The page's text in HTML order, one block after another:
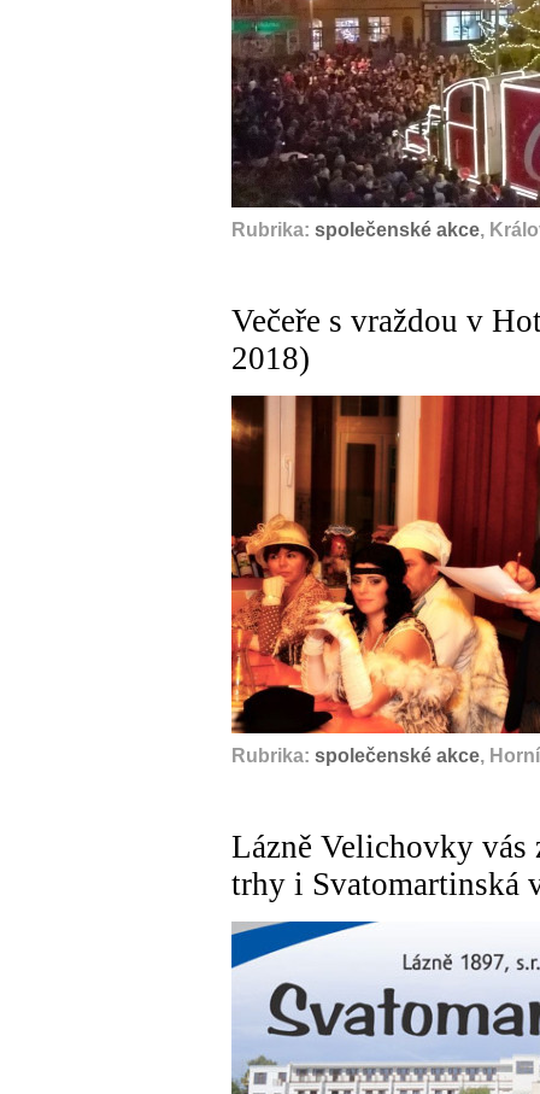
Rubrika: společenské akce,
Večeře s vraždou v
2018)
Rubrika: společenské akce,
Lázně Velichovky vás
trhy i Svatomartinská